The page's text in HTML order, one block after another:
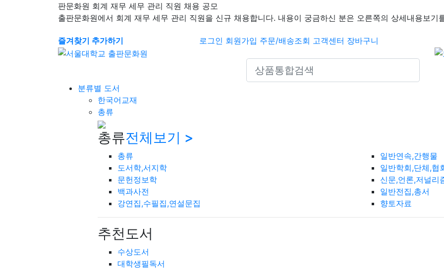
판문화원 회계 재무 세무 관리 직원 채용 공모
출판문화원에서 회계 재무 세무 관리 직원을 신규 채용합니다. 내용이 궁금하신 분은 오른쪽의 상세내용보기
즐겨찾기 추가하기 로그인 회원가입 주문/배송조회 고객센터 장바구니
Search icons
분류별 도서
한국어교재
총류
총류전체보기 >
총류
도서학,서지학
문헌정보학
백과사전
강연집,수필집,연설문집
일반연속,간행물
일반학회,단체,협
신문,언론,저널리
일반전집,총서
향토자료
추천도서
수상도서
대학생필독서